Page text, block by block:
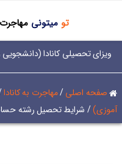
تو میتونی
ویزای تحصیلی کانادا
صفحه اصلی/مهاجرت به کانادا
آموزی)/ شرایط تحصیل رشته